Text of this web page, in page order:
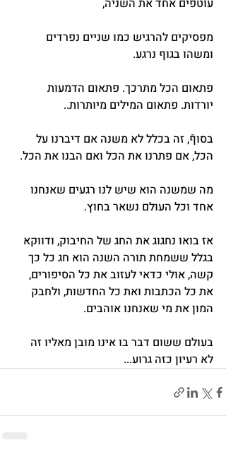
עוטפים אחד את השניה,
מפסיקים להרגיש כמו שניים נפרדים
ומשהו בגוף נרגע.
פתאום הכל מתרכך. פתאום הדמעות
יורדות. פתאום המילים מיותרות..
בסוףֿ, זה בכלל לא משנה אם דיברנו על
הכל, אם פתרנו את הכל ואם הבנו את הכל.
מה שמשנה הוא שיש לנו רגעים שאנחנו
אחד וכל העולם נשאר בחוץ.
אז בואו נחגוג את החג של החיבוק, ודווקא
בגלל ששמחת תורה השנה הוא חג כל כך
קשה, אולי כדאי לעזוב את כל הסיפורים,
את כל הכתבות ואת כל החדשות, ולחבק
המון את מי שאנחנו אוהבים.
בעולם ששום דבר בו אינו מובן מאליו זה
לא רעיון כזה גרוע...